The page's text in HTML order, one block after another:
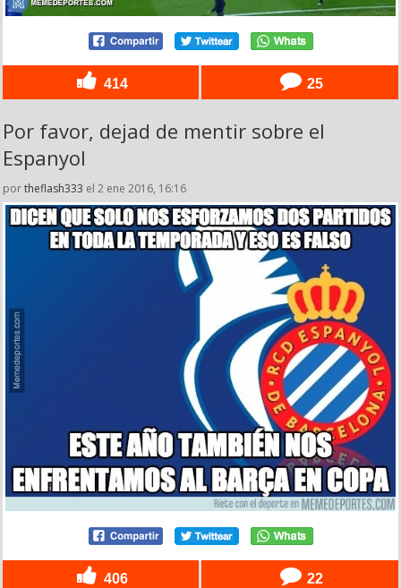
414 25
Por favor, dejad de mentir sobre el
Espanyol
portheflash333 el 2 ene 2016, 16:16
406 22